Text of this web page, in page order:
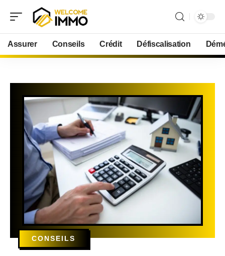
Assurer Conseils Crédit Défiscalisation
CONSEILS